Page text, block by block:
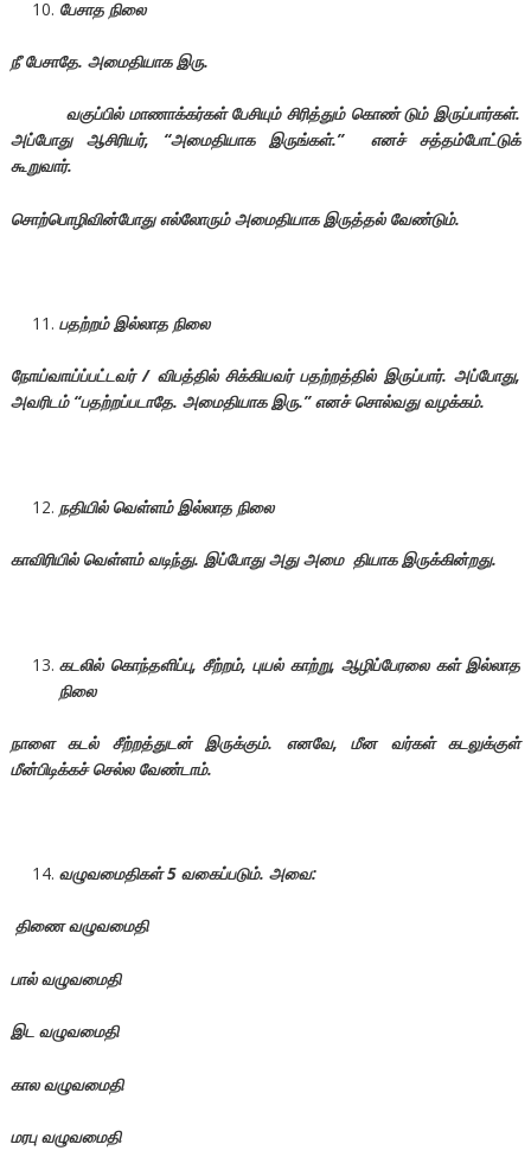
பேசாத நிலை
நீ பேசாதே. அமைதியாக இரு.
வகுப்பில் மாணாக்கர்கள் பேசியும் சிரித்தும் கொண் டும் இருப்பார்கள்.
அப்போது ஆசிரியர், “அமைதியாக இருங்கள்.”
எனச் சத்தம்போட்டுக்
கூறுவார்.
சொற்பொழிவின்போது எல்லோரும் அமைதியாக இருத்தல் வேண்டும்.
பதற்றம் இல்லாத நிலை
நோய்வாய்ப்பட்டவர் / விபத்தில் சிக்கியவர் பதற்றத்தில் இருப்பார். அப்போது,
அவரிடம் “பதற்றப்படாதே. அமைதியாக இரு.”எனச் சொல்வதுவழக்கம்.
நதியில் வெள்ளம் இல்லாத நிலை
காவிரியில் வெள்ளம் வடிந்து. இப்போது அது அமை தியாக இருக்கின்றது.
கடலில் கொந்தளிப்பு, சீற்றம், புயல் காற்று, ஆழிப்பேரலை கள் இல்லாத
நிலை
நாளை கடல் சீற்றத்துடன் இருக்கும். எனவே, மீன வர்கள் கடலுக்குள்
மீன்பிடிக்கச் செல்ல வேண்டாம்.
வழுவமைதிகள்5 வகைப்படும். அவை:
திணை வழுவமைதி
பால் வழுவமைதி
இட வழுவமைதி
கால வழுவமைதி
மரபு வழுவமைதி